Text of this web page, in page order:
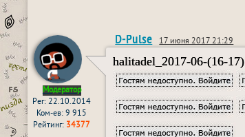
Модератор
Рег: 22.10.2014
Ком-ев: 9 915
Рейтинг: 34377
D-Pulse 17 июня 2017 21:29
halitadel_2017-06-(16-17)